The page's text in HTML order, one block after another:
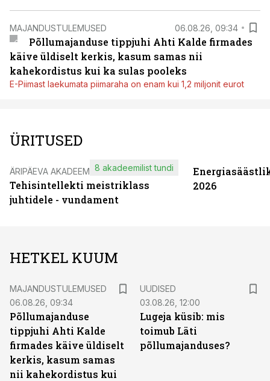
MAJANDUSTULEMUSED 06.08.26, 09:34
Põllumajanduse tippjuhi Ahti Kalde firmades
käive üldiselt kerkis, kasum samas nii
kahekordistus kui ka sulas pooleks
E-Piimast laekumata piimaraha on enam kui 1,2 miljonit eurot
ÜRITUSED
ÄRIPÄEVA AKADEEMIA
Tehisintellekti meistriklass
juhtidele - vundament
8 akadeemilist tundi
2026
HETKEL KUUM
MAJANDUSTULEMUSED
06.08.26, 09:34
Põllumajanduse
tippjuhi Ahti Kalde
firmades käive üldiselt
kerkis, kasum samas
nii kahekordistus kui
UUDISED
03.08.26, 12:00
Lugeja küsib: mis
toimub Läti
põllumajanduses?